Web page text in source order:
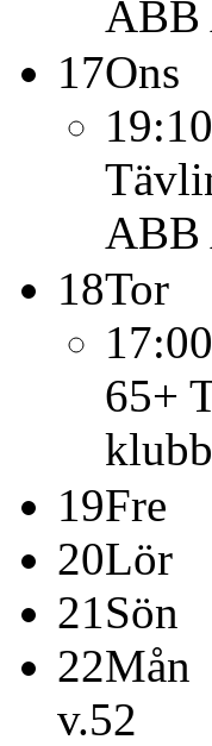
ABB
17Ons
ABB
18Tor
65+
19Fre
20Lör
21Sön
22Mån
v.52